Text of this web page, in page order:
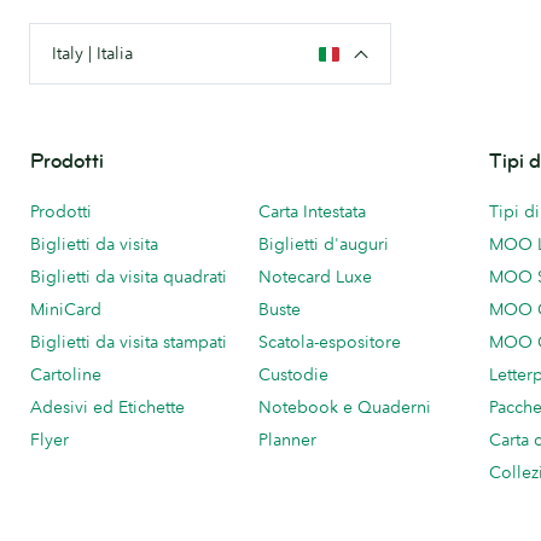
Italy | Italia
Prodotti
Prodotti
Biglietti da visita
Biglietti da visita quadrati
MiniCard
Biglietti da visita stampati
Cartoline
Adesivi ed Etichette
Flyer
Carta Intestata
Biglietti d'auguri
Notecard Luxe
Buste
Scatola-espositore
Custodie
Notebook e Quaderni
Planner
Tipi
Tipi
MOO
MOO
MOO
MOO
Carta